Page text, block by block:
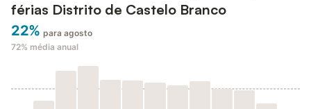
férias Distrito de Castelo Branco
22% para agosto
72% média anual